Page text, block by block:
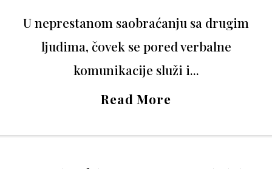
U neprestanom saobraćanju sa drugim
ljudima, čovek se pored verbalne
komunikacije služi i...
Read More